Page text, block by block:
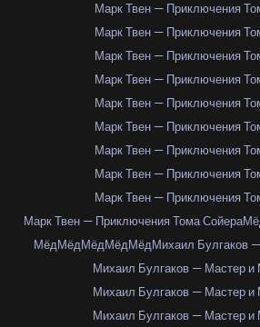
Марк Твен — Приключения
Марк Твен — Приключения
Марк Твен — Приключения
Марк Твен — Приключения
Марк Твен — Приключения
Марк Твен — Приключения
Марк Твен — Приключения
Марк Твен — Приключения
Марк Твен — Приключения
Марк Твен — Приключения Тома Сойера
МёдМёдМёдМёдМёдМихаил Булгаков
Михаил Булгаков — Мастер и
Михаил Булгаков — Мастер и
Михаил Булгаков — Мастер и